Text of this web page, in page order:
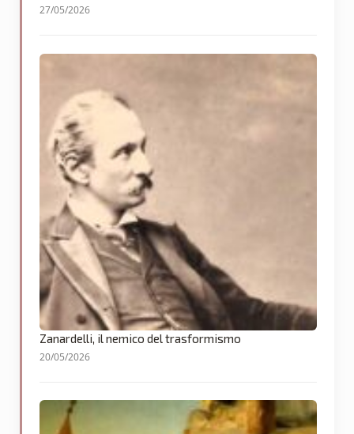
27/05/2026
Zanardelli, il nemico del trasformismo
20/05/2026